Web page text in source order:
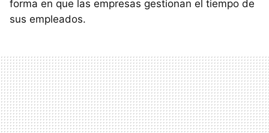
forma en que las empresas gestionan el tiempo de
sus empleados.